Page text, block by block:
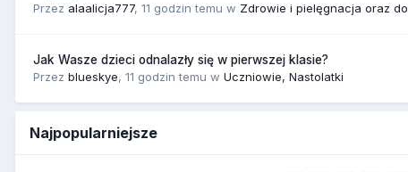
Przez alaalicja777, 11 godzin temu w Zdrowie i pielęgnacja oraz
Jak Wasze dzieci odnalazły się w pierwszej klasie?
Przez blueskye, 11 godzin temu w Uczniowie, Nastolatki
Najpopularniejsze